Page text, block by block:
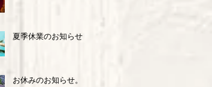
夏季休業のお知らせ
お休みのお知らせ。